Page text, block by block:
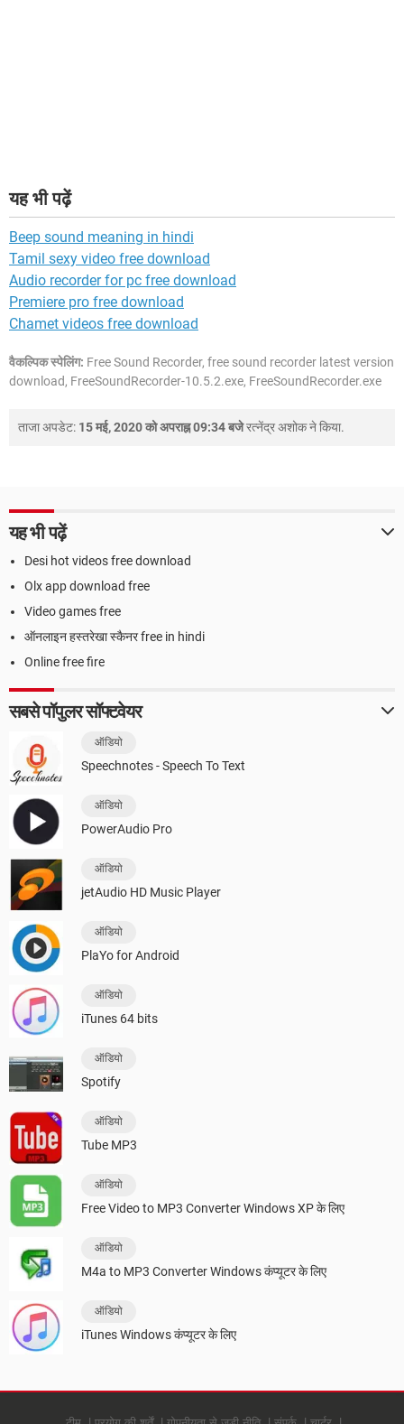
यह भी पढ़ें
Beep sound meaning in hindi
Tamil sexy video free download
Audio recorder for pc free download
Premiere pro free download
Chamet videos free download
वैकल्पिक स्पेलिंग: Free Sound Recorder, free sound recorder latest version
download, FreeSoundRecorder-10.5.2.exe, FreeSoundRecorder.exe
ताजा अपडेट: 15 मई, 2020 को अपराह्न 09:34 बजेरत्नेंद्र अशोकने किया.
यह भी पढ़ें
Desi hot videos free download
Olx app download free
Video games free
ऑनलाइन हस्तरेखा स्कैनर free in hindi
Online free fire
सबसे पॉपुलर सॉफ्टवेयर
ऑडियो
Speechnotes - Speech To Text
ऑडियो
PowerAudio Pro
ऑडियो
jetAudio HD Music Player
ऑडियो
PlaYo for Android
ऑडियो
iTunes 64 bits
ऑडियो
Spotify
ऑडियो
Tube MP3
ऑडियो
Free Video to MP3 Converter Windows XP के लिए
ऑडियो
M4a to MP3 Converter Windows कंप्यूटर के लिए
ऑडियो
iTunes Windows कंप्यूटर के लिए